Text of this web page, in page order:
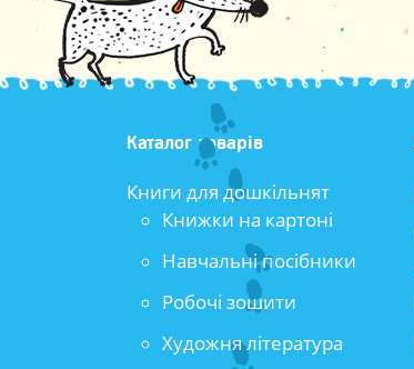
Каталог товарів
Книги для дошкільнят
Книжки на картоні
Навчальні посібники
Робочі зошити
Художня література